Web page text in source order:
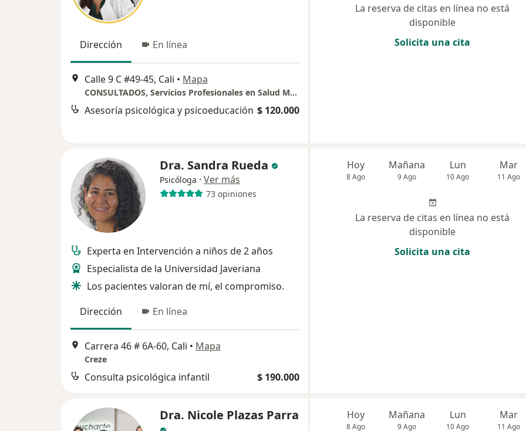
Dirección En línea
Calle 9 C #49-45, Cali • Mapa
CONSULTADOS, Servicios Profesionales en Salud Mental
Asesoría psicológica y psicoeducación $ 120.000
La reserva de citas en línea no está
disponible
Solicita una cita
Dra. Sandra Rueda
Psicóloga · Ver más
73 opiniones
Experta en Intervención a niños de 2 años
Especialista de la Universidad Javeriana
Los pacientes valoran de mí, el compromiso.
Dirección
En línea
Carrera 46 # 6A-60, Cali • Mapa
Creze
Consulta psicológica infantil $ 190.000
Hoy
8 Ago
Mañana
9 Ago
Lun
10 Ago
Mar
11 Ago
La reserva de citas en línea no está
disponible
Solicita una cita
Dra. Nicole Plazas Parra Hoy
8 Ago
Mañana
9 Ago
Lun
10 Ago
Mar
11 Ago